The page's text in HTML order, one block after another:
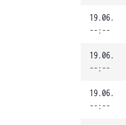
19.06.
--:--
19.06.
--:--
19.06.
--:--